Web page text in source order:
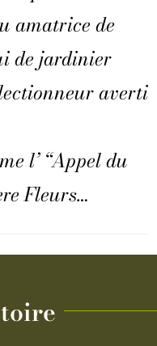
amatrice de
de jardinier
averti
l’ “Appel du
Fleurs…